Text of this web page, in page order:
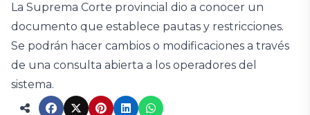
La Suprema Corte provincial dio a conocer un
documento que establece pautas y restricciones.
Se podrán hacer cambios o modificaciones a través
de una consulta abierta a los operadores del
sistema.